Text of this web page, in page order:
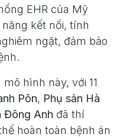
EHR của Mỹ
kết nối, tính
ngặt, đảm bảo
hình này, với 11
Pôn, Phụ sản Hà
Đông Anh đã thí
hoàn toàn bệnh án